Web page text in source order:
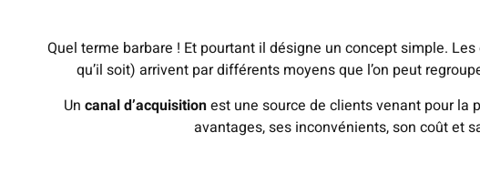
Quel terme barbare ! Et pourtant il désigne un concept simple.
qu’il soit) arrivent par différents moyens que l’on peut
Un canal d’acquisitionest une source de clients venant pour la
avantages, ses inconvénients, son coût et